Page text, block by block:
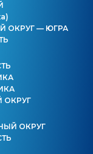
ОКРУГ — ЮГРА
ОКРУГ
ОКРУГ